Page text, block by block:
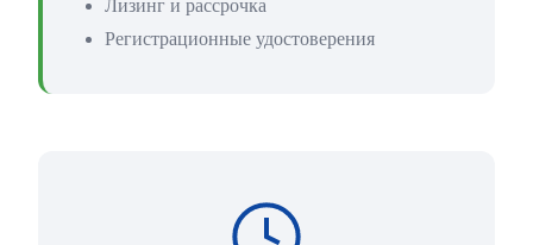
Лизинг и рассрочка
Регистрационные удостоверения